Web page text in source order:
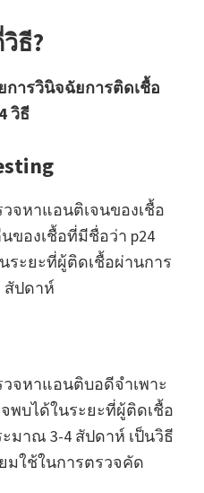
ธี?
การวินิจฉัยการติดเชื้อ
วิธี
จหาแอนติเจนของเชื้อ
ของเชื้อที่มีชื่อว่า p24
ระยะที่ผู้ติดเชื้อผ่านการ
สัปดาห์
วจหาแอนติบอดีจำเพาะ
พบได้ในระยะที่ผู้ติดเชื้อ
มาณ 3-4 สัปดาห์ เป็นวิธี
มใช้ในการตรวจคัด